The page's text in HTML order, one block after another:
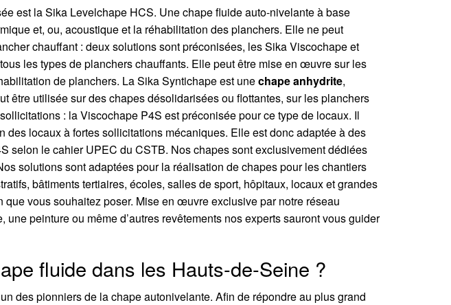
est la Sika Levelchape HCS. Une chape fluide auto-nivelante à base
et, ou, acoustique et la réhabilitation des planchers. Elle ne peut
chauffant : deux solutions sont préconisées, les Sika Viscochape et
les types de planchers chauffants. Elle peut être mise en œuvre sur les
de planchers. La Sika Syntichape est unechape anhydrite,
être utilisée sur des chapes désolidarisées ou flottantes, sur les planchers
: la Viscochape P4S est préconisée pour ce type de locaux. Il
des locaux à fortes sollicitations mécaniques. Elle est donc adaptée à des
selon le cahier UPEC du CSTB. Nos chapes sont exclusivement dédiées
solutions sont adaptées pour la réalisation de chapes pour les chantiers
bâtiments tertiaires, écoles, salles de sport, hôpitaux, locaux et grandes
vous souhaitez poser. Mise en œuvre exclusive par notre réseau
peinture ou même d’autres revêtements nos experts sauront vous guider
fluide dans les Hauts-de-Seine ?
des pionniers de la chape autonivelante. Afin de répondre au plus grand